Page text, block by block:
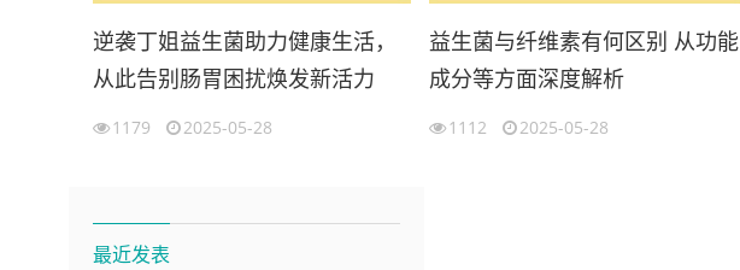
逆袭丁姐益生菌助力健康生活，
从此告别肠胃困扰焕发新活力
1179 2025-05-28
益生菌与纤维素有何区别 从功能
成分等方面深度解析
1112 2025-05-28
最近发表